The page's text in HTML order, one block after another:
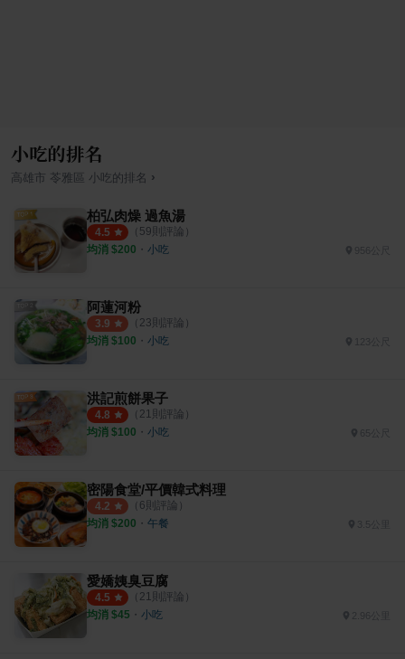
小吃的排名
高雄市 苓雅區 小吃 的排名 ›
柏弘肉燥 過魚湯
4.5 （ 59則評論）
均消 $200 ・ 小吃 956公尺
阿蓮河粉
3.9 （ 23則評論）
均消 $100 ・ 小吃
洪記煎餅果子
4.8 （ 21則評論）
均消 $100 ・ 小吃 65公尺
密陽食堂/平價韓式料理
4.2 （ 6則評論）
均消 $200 ・ 午餐 3.5公里
愛嬌姨臭豆腐
4.5 （ 21則評論）
均消 $45 ・ 小吃